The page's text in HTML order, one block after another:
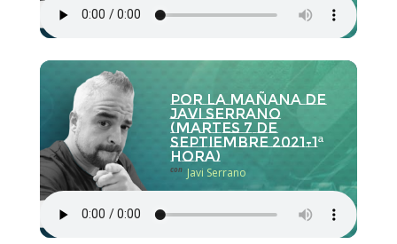
Por la Mañana de
Javi Serrano
(martes 7 de
septiembre 2021-1ª
hora)
con Javi Serrano